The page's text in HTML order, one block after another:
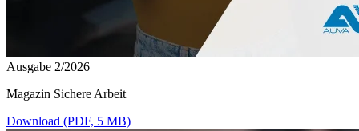
Ausgabe 2/2026
Magazin Sichere Arbeit
Download (PDF, 5 MB)